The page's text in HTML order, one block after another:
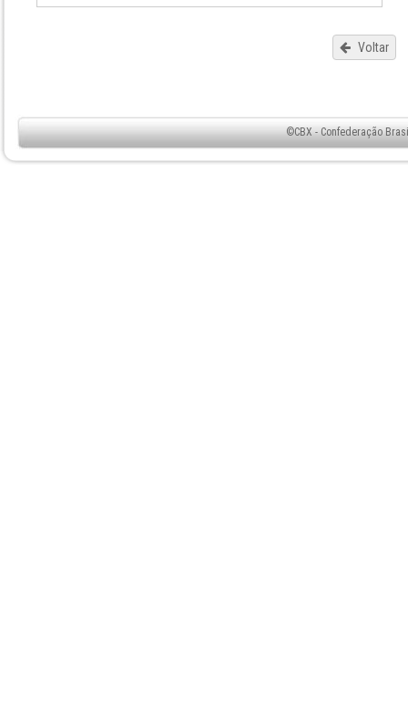
Voltar
©CBX - Confederação